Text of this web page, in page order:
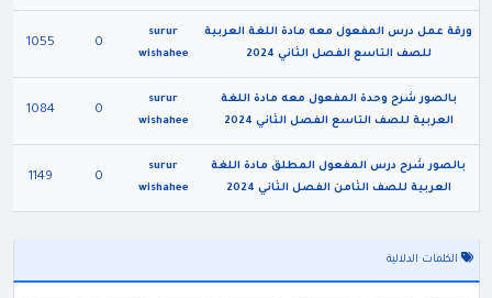
ورقة عمل درس المفعول معه مادة اللغة العربية
للصف التاسع الفصل الثاني 2024
surur
wishahee
0
1055
بالصور شرح وحدة المفعول معه مادة اللغة
العربية للصف التاسع الفصل الثاني 2024
surur
wishahee
0
1084
بالصور شرح درس المفعول المطلق مادة اللغة
العربية للصف الثامن الفصل الثاني 2024
surur
wishahee
0
1149
الكلمات الدلالية